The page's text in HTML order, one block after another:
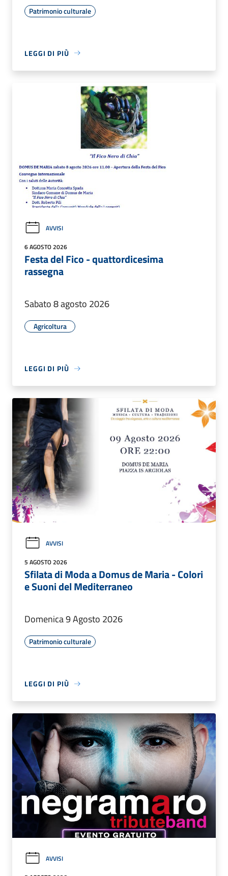
Patrimonio culturale
LEGGI DI PIÙ
AVVISI
6 AGOSTO 2026
Festa del Fico - quattordicesima
rassegna
Sabato 8 agosto 2026
Agricoltura
LEGGI DI PIÙ
AVVISI
5 AGOSTO 2026
Sfilata di Moda a Domus de Maria - Colori
e Suoni del Mediterraneo
Domenica 9 Agosto 2026
Patrimonio culturale
LEGGI DI PIÙ
AVVISI